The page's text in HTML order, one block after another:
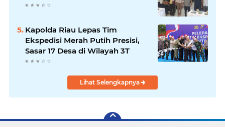
Kapolda Riau Lepas Tim
Ekspedisi Merah Putih Presisi,
Sasar 17 Desa di Wilayah 3T
Lihat Selengkapnya